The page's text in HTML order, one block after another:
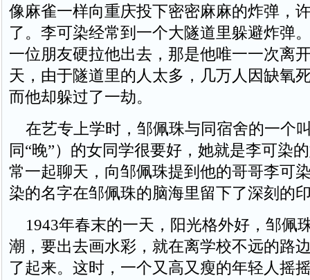
像麻雀一样向重庆投下密密麻麻的炸弹，
了。李可染经常到一个大隧道里躲避炸弹
一位朋友硬拉他出去，那是他唯一一次离
天，由于隧道里的人太多，几万人因缺氧
而他却躲过了一劫。
在艺专上学时，邹佩珠与同宿舍的一个
同“晚”）的女同学很要好，她就是李可染
常一起聊天，向邹佩珠提到他的哥哥李可
染的名字在邹佩珠的脑海里留下了深刻的
1943年春末的一天，阳光格外好，邹佩
潮，要出去画水彩，就在离学校不远的路
了起来。这时，一个又高又瘦的年轻人摇